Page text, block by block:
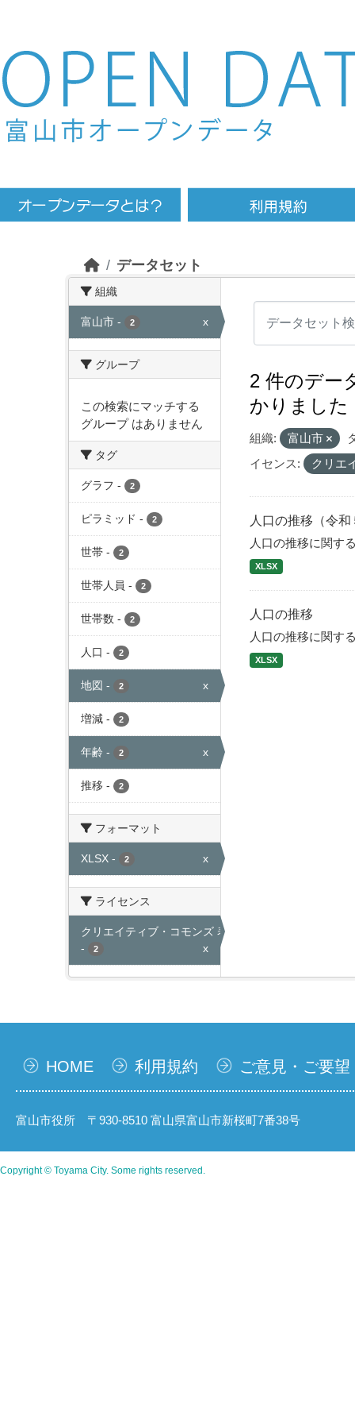
Skip to main content
データセット
組織
富山市 - 2 x
グループ
この検索にマッチする
グループ はありません
タグ
グラフ - 2
ピラミッド - 2
世帯 - 2
世帯人員 - 2
世帯数 - 2
人口 - 2
地図 - 2 x
増減 - 2
年齢 - 2 x
推移 - 2
フォーマット
XLSX - 2 x
ライセンス
クリエイティブ・コモンズ 表示
-
2 x
2 件のデー
かりました
組織: 富山市
イセンス:
クリエ
人口の推移（令和
人口の推移に関す
XLSX
人口の推移
人口の推移に関す
XLSX
HOME 利用規約 ご意見・ご要望
富山市役所 〒930-8510 富山県富山市新桜町7番38号
Copyright © Toyama City. Some rights reserved.